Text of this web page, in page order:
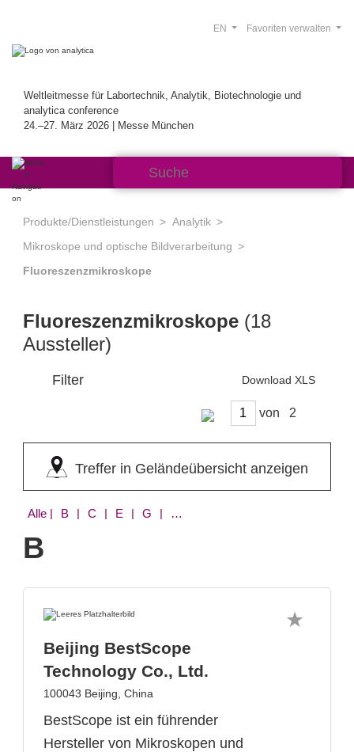
Weltleitmesse für Labortechnik, Analytik, Biotechnologie und
analytica conference
24.–27. März 2026 | Messe München
Favoriten verwalten
EN
Produkte/Dienstleistungen
Analytik
Mikroskope und optische Bildverarbeitung
Fluoreszenzmikroskope
Fluoreszenzmikroskope (18
Aussteller)
Filter Download XLS
von
Treffer in Geländeübersicht anzeigen
Alle | B | C | E | G | H | I | K | L | N | O | Q | R | T | V
B
Beijing BestScope
Technology Co., Ltd.
100043 Beijing, China
BestScope ist ein führender
Hersteller von Mikroskopen und